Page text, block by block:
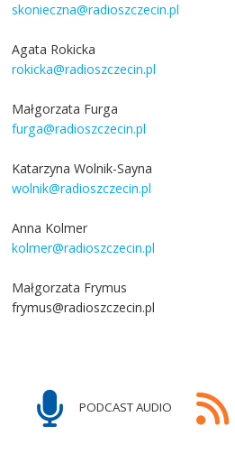
skonieczna@radioszczecin.pl
Agata Rokicka
rokicka@radioszczecin.pl
Małgorzata Furga
furga@radioszczecin.pl
Katarzyna Wolnik-Sayna
wolnik@radioszczecin.pl
Anna Kolmer
kolmer@radioszczecin.pl
Małgorzata Frymus
frymus@radioszczecin.pl
PODCAST AUDIO